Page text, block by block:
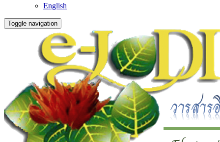
English
Toggle navigation